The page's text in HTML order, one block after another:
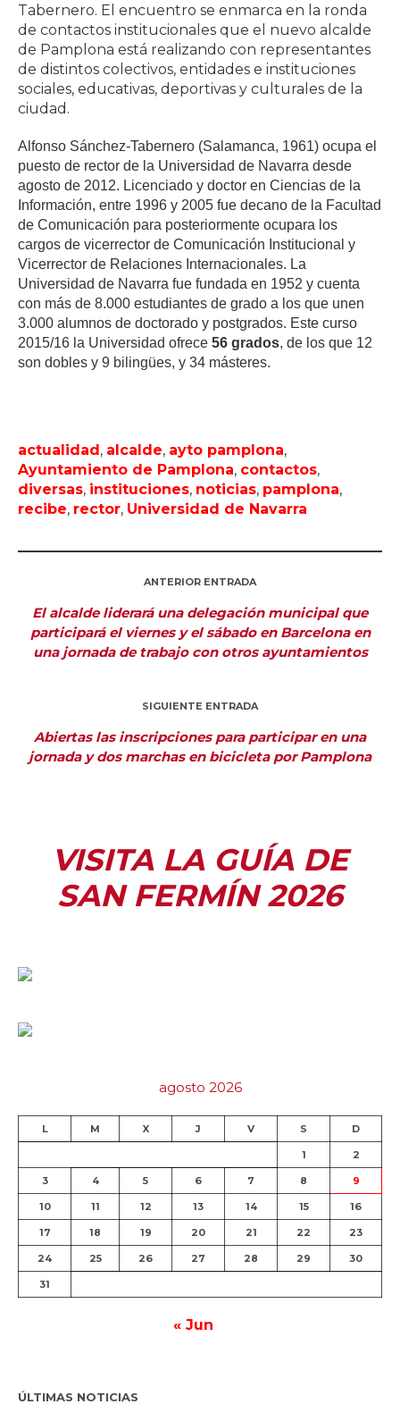
Tabernero. El encuentro se enmarca en la ronda
de contactos institucionales que el nuevo alcalde
de Pamplona está realizando con representantes
de distintos colectivos, entidades e instituciones
sociales, educativas, deportivas y culturales de la
ciudad.
Alfonso Sánchez-Tabernero (Salamanca, 1961) ocupa el
puesto de rector de la Universidad de Navarra desde
agosto de 2012. Licenciado y doctor en Ciencias de la
Información, entre 1996 y 2005 fue decano de la Facultad
de Comunicación para posteriormente ocupara los
cargos de vicerrector de Comunicación Institucional y
Vicerrector de Relaciones Internacionales. La
Universidad de Navarra fue fundada en 1952 y cuenta
con más de 8.000 estudiantes de grado a los que unen
3.000 alumnos de doctorado y postgrados. Este curso
2015/16 la Universidad ofrece 56 grados, de los que 12
son dobles y 9 bilingües, y 34 másteres.
actualidad, alcalde, ayto pamplona,
Ayuntamiento de Pamplona, contactos,
diversas, instituciones, noticias, pamplona,
recibe, rector, Universidad de Navarra
ANTERIOR ENTRADA
El alcalde liderará una delegación municipal que
participará el viernes y el sábado en Barcelona en
una jornada de trabajo con otros ayuntamientos
SIGUIENTE ENTRADA
Abiertas las inscripciones para participar en una
jornada y dos marchas en bicicleta por Pamplona
VISITA LA GUÍA DE
SAN FERMÍN 2026
agosto 2026
L M X J V S D
1 2
3 4 5 6 7 8 9
10 11 12 13 14 15 16
17 18 19 20 21 22 23
24 25 26 27 28 29 30
31
« Jun
ÚLTIMAS NOTICIAS